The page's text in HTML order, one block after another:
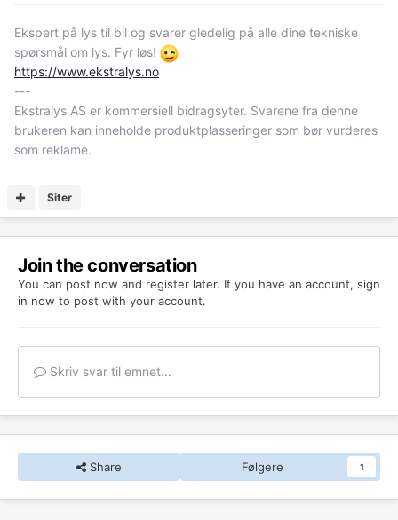
Siter
Ekspert på lys til bil og svarer gledelig på alle dine tekniske
spørsmål om lys. Fyr løs!
https://www.ekstralys.no
---
Ekstralys AS er kommersiell bidragsyter. Svarene fra denne
brukeren kan inneholde produktplasseringer som bør vurderes
som reklame.
Join the conversation
You can post now and register later. If you have an account, sign
in now to post with your account.
Skriv svar til emnet...
Share Følgere 1